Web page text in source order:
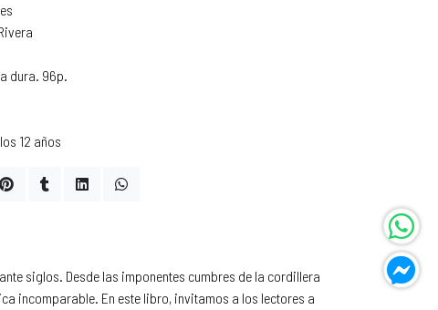
dura. 96p.
12 años
siglos. Desde las imponentes cumbres de la cordillera
incomparable. En este libro, invitamos a los lectores a